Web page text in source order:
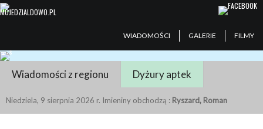
WIADOMOŚCI GALERIE FILMY
Wiadomości z regionu Dyżury aptek
Niedziela, 9 sierpnia 2026 r. Imieniny obchodzą : Ryszard, Roman